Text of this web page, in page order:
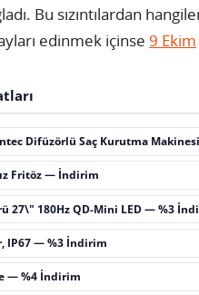
Bu sızıntılardan
edinmek içinse 9 Ekim
Difüzörlü Saç Kurutma
Fritöz — İndirim
27\" 180Hz QD-Mini LED — %3
IP67 — %3 İndirim
— %4 İndirim